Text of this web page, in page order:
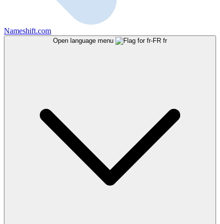
Nameshift.com
Open language menu fr